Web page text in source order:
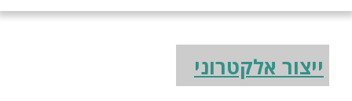
ייצור אלקטרוני